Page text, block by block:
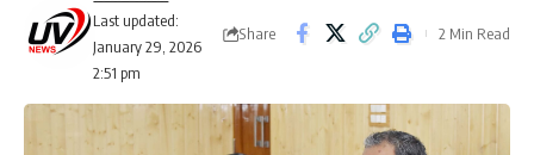
Last updated:
January 29, 2026
2:51 pm
Share 2 Min Read